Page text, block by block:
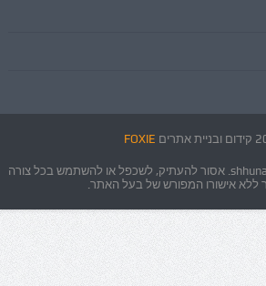
אתרים FOXIE
© כל הזכויות שמורות - shhuna.co.il. אסור להעתיק, לשכפל או להשתמש בכל צורה
ללא אישורו המפורש של בעל האתר.